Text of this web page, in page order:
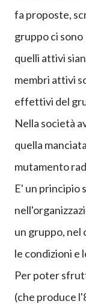
fa proposte,
gruppo ci
quelli attivi s
membri attivi
effettivi del
Nella società
quella
mutamento
E' un principio
un gruppo, nel
le condizioni e
Per poter
(che produce